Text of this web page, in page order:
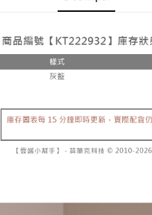
Later selepas pesanan dibuat.
mudah alih anda, memilih
akhir pembayaran. Transaksi
disahkan.
Had kredit yang diluluskan,
yang dikenakan adalah tertakluk
Jika transaksi tidak disahkan
1. Dengan memilih AFTEE
2. Anda boleh meneruskan
dihantar ke alamat yang ditetapkan.
4. Setelah pesanan disahkan,
pembayaran di empat kedai
dalam talian dengan SMS
AFTEE.
dan mendaftar sebagai ahli
Pemindahan ATM
Pilihan Penghantaran
全家取貨付款
付款後全家取貨
NT$60/pesanan |